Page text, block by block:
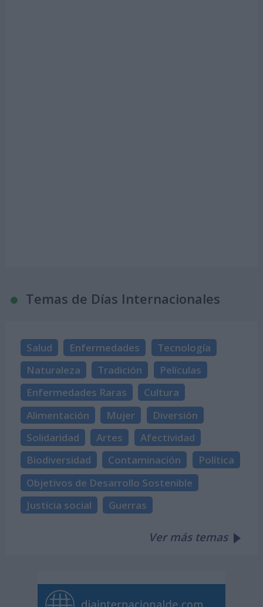
Temas de Días Internacionales
Salud Enfermedades
Tecnología
Naturaleza
Tradición
Películas
Enfermedades Raras
Cultura
Alimentación
Mujer
Diversión
Solidaridad
Artes
Afectividad
Biodiversidad
Contaminación
Política
Objetivos de Desarrollo Sostenible
Justicia social
Guerras
Ver más temas